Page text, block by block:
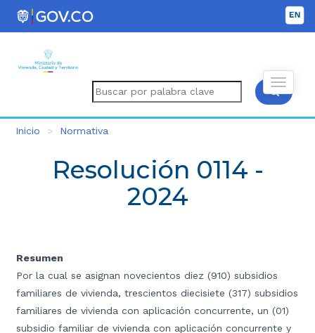
Inicio Normativa
Resolución 0114 -
2024
Resumen
Por la cual se asignan novecientos diez (910) subsidios
familiares de vivienda, trescientos diecisiete (317) subsidios
familiares de vivienda con aplicación concurrente, un (01)
subsidio familiar de vivienda con aplicación concurrente y